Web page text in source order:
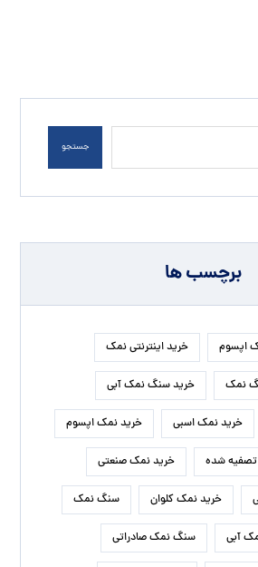
جستجو
برچسب ها
اپسوم خرید اینترنتی نمک
نمک خرید سنگ نمک آبی
خرید نمک اسبی خرید نمک اپسوم
شده خرید نمک صنعتی
خرید نمک کلوان سنگ نمک
آبی سنگ نمک صادراتی